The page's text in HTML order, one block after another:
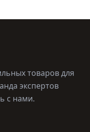
товаров для
экспертов
с нами.